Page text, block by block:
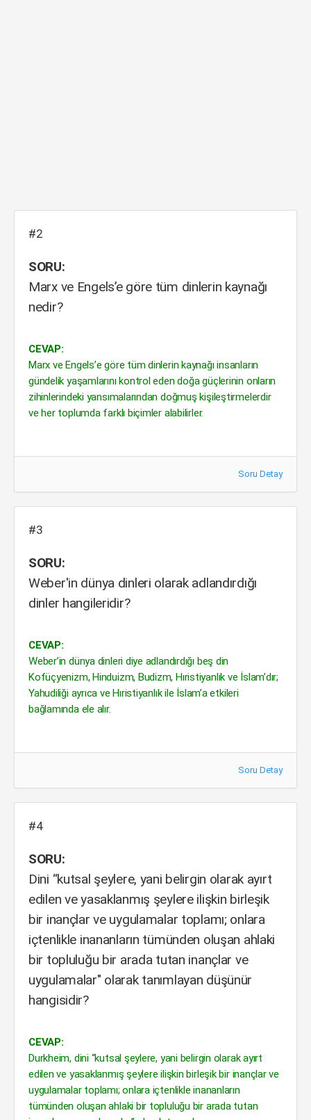
#2
SORU:
Marx ve Engels’e göre tüm dinlerin kaynağı
nedir?
CEVAP:
Marx ve Engels’e göre tüm dinlerin kaynağı insanların
gündelik yaşamlarını kontrol eden doğa güçlerinin onların
zihinlerindeki yansımalarından doğmuş kişileştirmelerdir
ve her toplumda farklı biçimler alabilirler.
Soru Detay
#3
SORU:
Weber'in dünya dinleri olarak adlandırdığı
dinler hangileridir?
CEVAP:
Weber’in dünya dinleri diye adlandırdığı beş din
Kofüçyenizm, Hinduizm, Budizm, Hıristiyanlık ve İslam’dır;
Yahudiliği ayrıca ve Hıristiyanlık ile İslam’a etkileri
bağlamında ele alır.
Soru Detay
#4
SORU:
Dini “kutsal şeylere, yani belirgin olarak ayırt
edilen ve yasaklanmış şeylere ilişkin birleşik
bir inançlar ve uygulamalar toplamı; onlara
içtenlikle inananların tümünden oluşan ahlaki
bir topluluğu bir arada tutan inançlar ve
uygulamalar" olarak tanımlayan düşünür
hangisidir?
CEVAP:
Durkheim, dini “kutsal şeylere, yani belirgin olarak ayırt
edilen ve yasaklanmış şeylere ilişkin birleşik bir inançlar ve
uygulamalar toplamı; onlara içtenlikle inananların
tümünden oluşan ahlaki bir topluluğu bir arada tutan